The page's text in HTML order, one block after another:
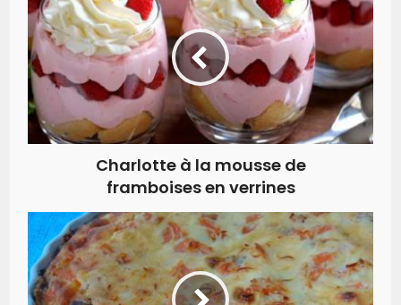
Charlotte à la mousse de
framboises en verrines